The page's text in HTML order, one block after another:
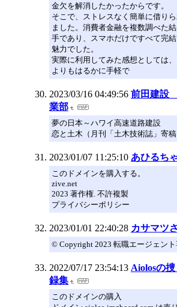
金欠を解消したかったからです。
そこで、ストレスなく簡単に借り
ました。消費者金融を複数調べた
手であり、スマホだけですべて完
魅力でした。
実際に利用してみた感想としては
よりもはるかに手軽で
2023/03/16 04:49:56 前田建設
業部
夢の日本～ハワイ高速道路建設
恋と土木（月刊「土木技術誌」寄稿
2023/01/07 11:25:10 あひるち
このドメインを購入する。
zive.net
2023 著作権. 不許複製
プライバシーポリシー
2023/01/01 22:40:28 カサマツ
© Copyright 2023 転職エージェント
2022/07/17 23:54:13 Aiolosの
録集
このドメインの購入